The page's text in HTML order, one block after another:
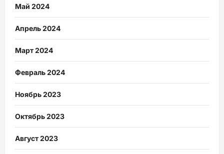
Май 2024
Апрель 2024
Март 2024
Февраль 2024
Ноябрь 2023
Октябрь 2023
Август 2023